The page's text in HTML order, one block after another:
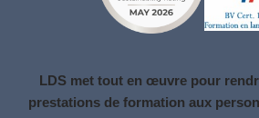
LDS met tout en œuvre pour
prestations de formation aux